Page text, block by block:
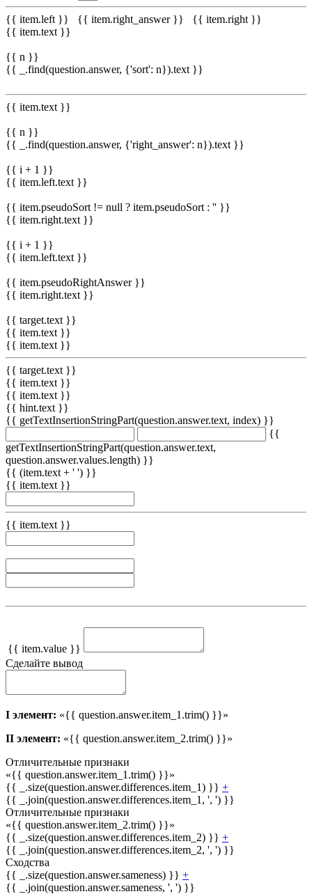
{{ item.left }} {{ item.right_answer }}
{{ item.right }}
{{ item.text }}
{{ n }}
{{ _.find(question.answer, {'sort': n}).text }}
{{ item.text }}
{{ n }}
{{ _.find(question.answer, {'right_answer': n}).text }}
{{ i + 1 }}
{{ item.left.text }}
{{ item.pseudoSort != null ? item.pseudoSort : '' }}
{{ item.right.text }}
{{ i + 1 }}
{{ item.left.text }}
{{ item.pseudoRightAnswer }}
{{ item.right.text }}
{{ target.text }}
{{ item.text }}
{{ item.text }}
{{ target.text }}
{{ item.text }}
{{ item.text }}
{{ hint.text }}
{{ getTextInsertionStringPart(question.answer.text, index) }}
{{
getTextInsertionStringPart(question.answer.text,
question.answer.values.length) }}
{{ (item.text + ' ') }}
{{ item.text }}
{{ item.text }}
{{ item.value }}
Сделайте вывод
I элемент: «{{ question.answer.item_1.trim() }}»
II элемент: «{{ question.answer.item_2.trim() }}»
Отличительные признаки
«{{ question.answer.item_1.trim() }}»
{{ _.size(question.answer.differences.item_1) }} +
{{ _.join(question.answer.differences.item_1, ', ') }}
Отличительные признаки
«{{ question.answer.item_2.trim() }}»
{{ _.size(question.answer.differences.item_2) }} +
{{ _.join(question.answer.differences.item_2, ', ') }}
Сходства
{{ _.size(question.answer.sameness) }} +
{{ _.join(question.answer.sameness, ', ') }}